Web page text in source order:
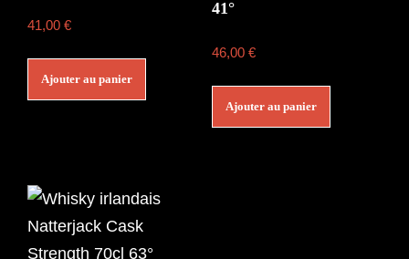
41,00 €
Ajouter au panier
41°
46,00 €
Ajouter au panier